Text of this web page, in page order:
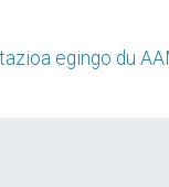
egingo du